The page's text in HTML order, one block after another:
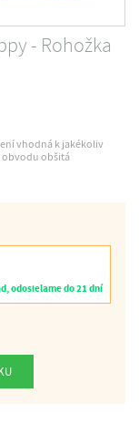
- Rohožka
vhodná k jakékoliv
obvodu obšitá
odosielame do 21 dní